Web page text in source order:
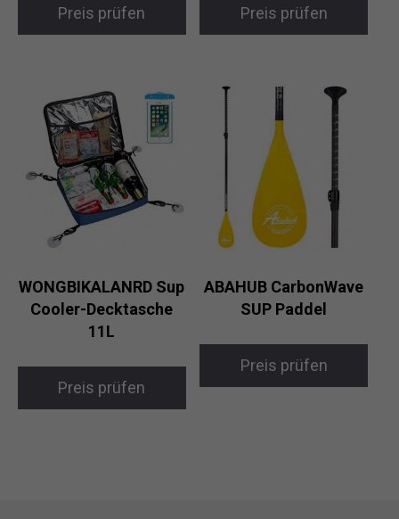
Preis prüfen Preis prüfen
WONGBIKALANRD Sup
Cooler-Decktasche
11L
Preis prüfen
ABAHUB CarbonWave
SUP Paddel
Preis prüfen